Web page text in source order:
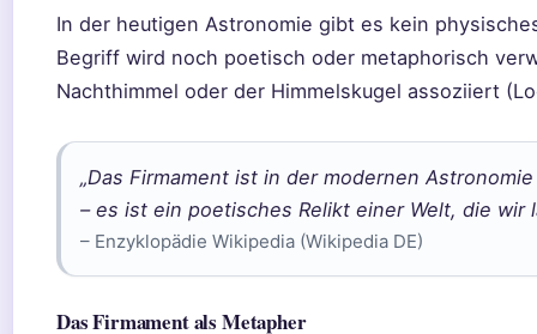
In der heutigen Astronomie gibt es kein
Begriff wird noch poetisch oder metaphorisch
Nachthimmel oder der Himmelskugel assoziiert
„Das Firmament ist in der modernen
– es ist ein poetisches Relikt einer Welt, die wir
– Enzyklopädie Wikipedia (Wikipedia DE)
Das Firmament als Metapher